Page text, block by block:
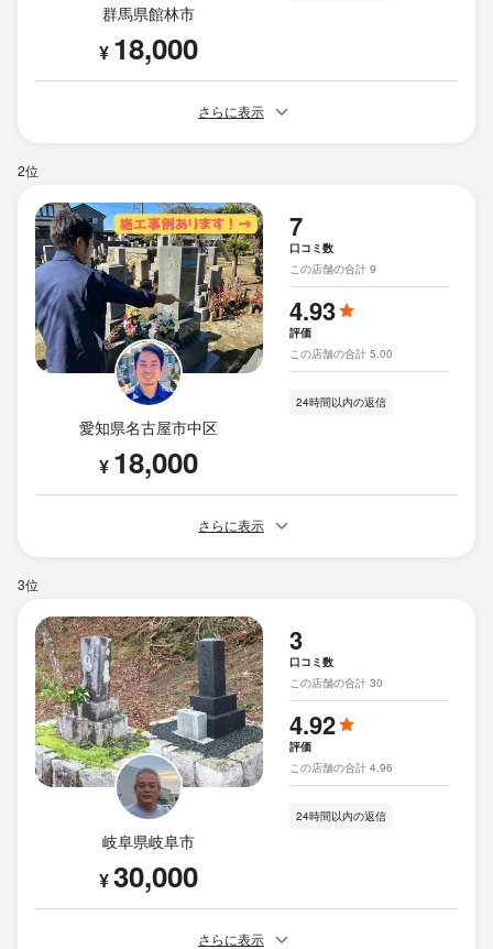
群馬県館林市
¥ 18,000
さらに表示
2位
愛知県名古屋市中区
¥ 18,000
7
口コミ数
この店舗の合計 9
4.93
評価
この店舗の合計 5.00
24時間以内の返信
さらに表示
3位
岐阜県岐阜市
¥30,000
3
口コミ数
この店舗の合計 30
4.92
評価
この店舗の合計 4.96
24時間以内の返信
さらに表示